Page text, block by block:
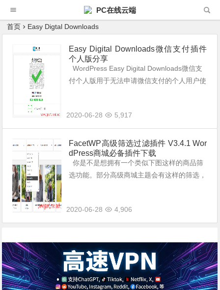
PC在线云端
首页 Easy Digtal Downloads
Easy Digital Downloads微信支付插件
个人版分享
WordPress Easy Digital Downloads微信支
付个人版用于无法申请微信支付的个人用户使
2020-06-28
5,917
FacetWP高级筛选过滤插件 V3.4.1 Wor
dPress商城必备插件下载
你是不是想拥有一个类似下图这样的商品筛
选功能。部分高级商城主题会有这样的筛选，
滤的WordPress插件...
2020-06-28 4,906